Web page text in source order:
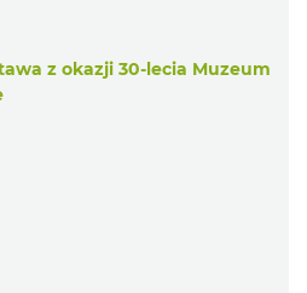
z okazji 30-lecia Muzeum